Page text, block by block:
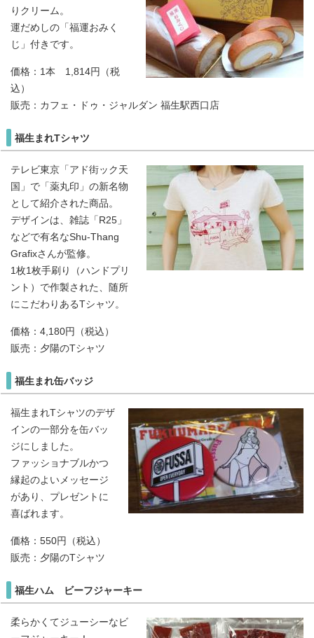
りクリーム。
運だめしの「福運おみく
じ」付きです。
価格：1本 1,814円（税
込）
販売：カフェ・ドゥ・ジャルダン 福生駅西口店
福生まれTシャツ
テレビ東京「アド街ック天
国」で「薬丸印」の新名物
として紹介された商品。
デザインは、雑誌「R25」
などで有名なShu-Thang
Grafixさんが監修。
1枚1枚手刷り（ハンドプリ
ント）で作製された、随所
にこだわりあるTシャツ。
価格：4,180円（税込）
販売：夕陽のTシャツ
福生まれ缶バッジ
福生まれTシャツのデザ
インの一部分を缶バッ
ジにしました。
ファッショナブルかつ
縁起のよいメッセージ
があり、プレゼントに
喜ばれます。
価格：550円（税込）
販売：夕陽のTシャツ
福生ハム ビーフジャーキー
柔らかくてジューシーなビ